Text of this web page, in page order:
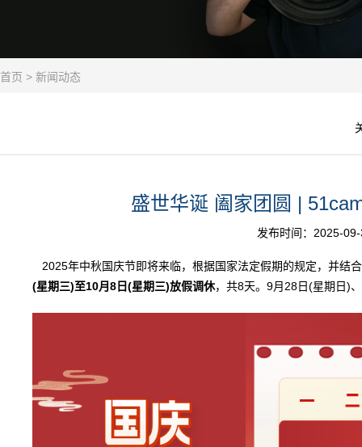
首页 > 新闻动态
盛世华诞 阖家团圆 |
发布时间：2025-
2025年中秋国庆节即将来临，根据国家法定假期的规定，并结
(星期三)至10月8日(星期三)放假调休，共8天。9月28日(星期日)